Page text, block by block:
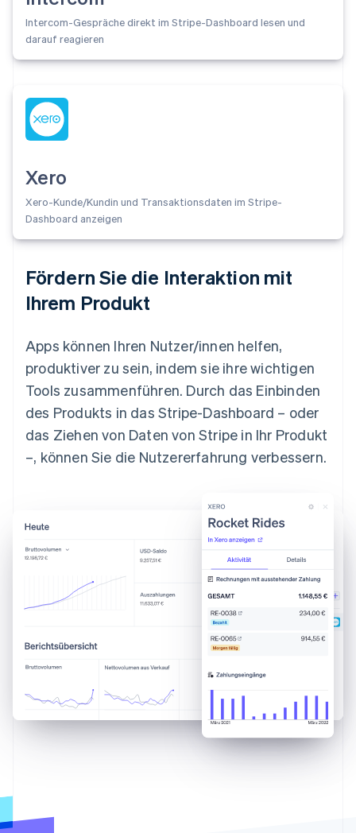
Intercom-Gespräche direkt im Stripe-Dashboard lesen und
darauf reagieren
Xero
Xero-Kunde/Kundin und Transaktionsdaten im Stripe-
Dashboard anzeigen
Fördern Sie die Interaktion mit
Ihrem Produkt
Apps können Ihren Nutzer/innen helfen,
produktiver zu sein, indem sie ihre wichtigen
Tools zusammenführen. Durch das Einbinden
des Produkts in das Stripe-Dashboard – oder
das Ziehen von Daten von Stripe in Ihr Produkt
–, können Sie die Nutzererfahrung verbessern.